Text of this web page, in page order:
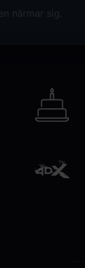
närmar sig.